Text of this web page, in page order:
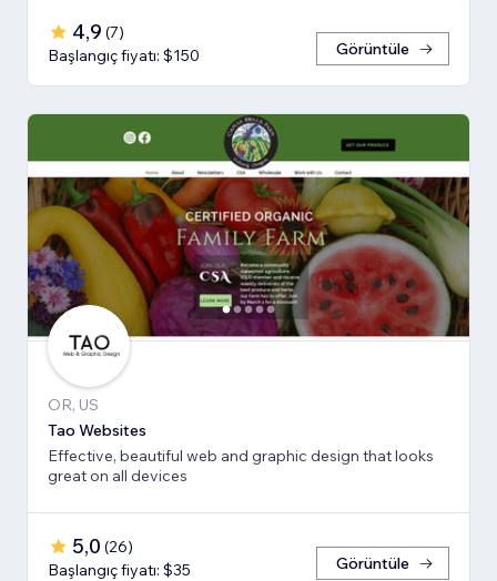
4,9 (7)
Başlangıç fiyatı: $150
Görüntüle
OR, US
Tao Websites
Effective, beautiful web and graphic design that looks
great on all devices
5,0 (26)
Başlangıç fiyatı: $35
Görüntüle